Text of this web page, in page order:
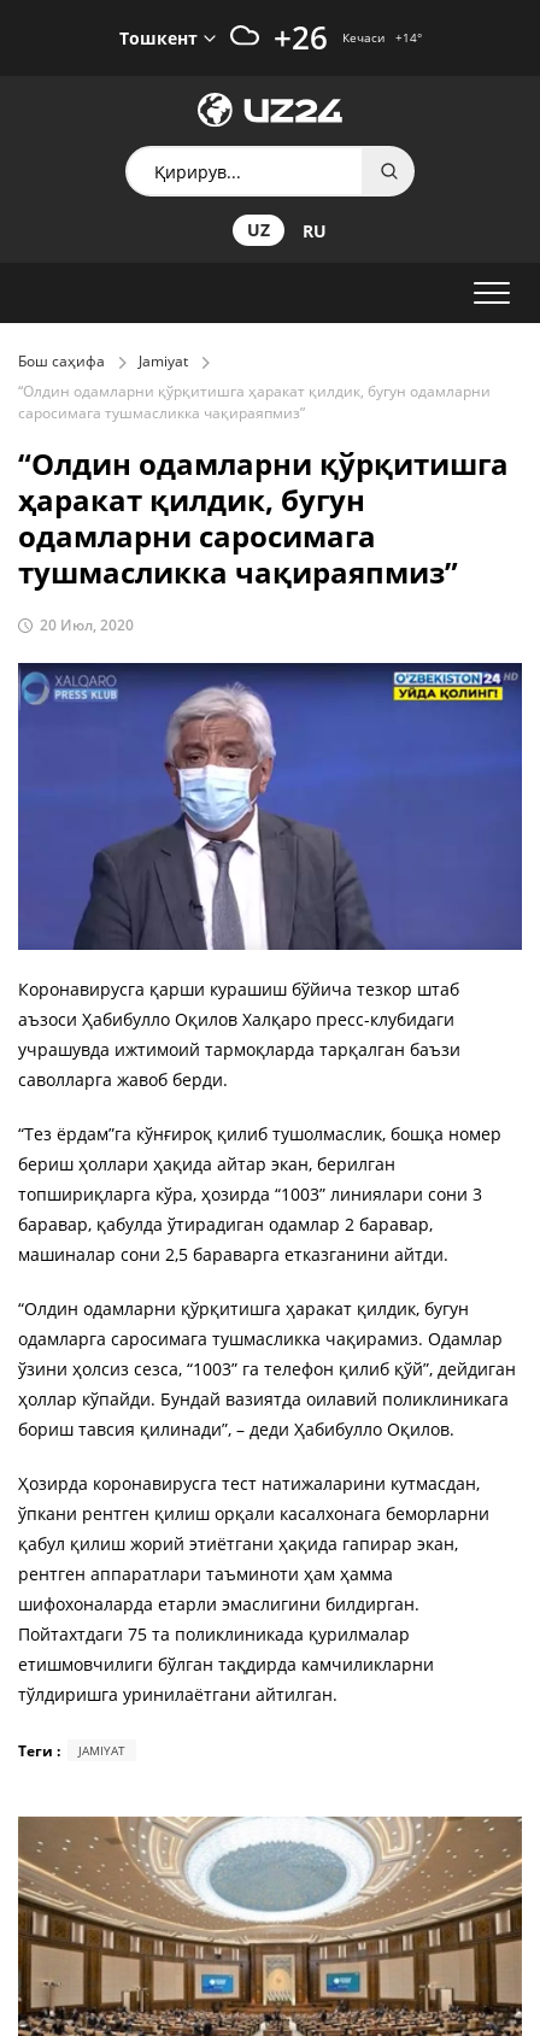
Тошкент +26 Кечаси +14°
UZ RU
Бош саҳифа
Jamiyat
“Олдин одамларни қўрқитишга ҳаракат қилдик, бугун одамларни
саросимага тушмасликка чақираяпмиз”
“Олдин одамларни қўрқитишга
ҳаракат қилдик, бугун
одамларни саросимага
тушмасликка чақираяпмиз”
20 Июл, 2020
Коронавирусга қарши курашиш бўйича тезкор штаб
аъзоси Ҳабибулло Оқилов Халқаро пресс-клубидаги
учрашувда ижтимоий тармоқларда тарқалган баъзи
саволларга жавоб берди.
“Тез ёрдам”га кўнғироқ қилиб тушолмаслик, бошқа номер
бериш ҳоллари ҳақида айтар экан, берилган
топшириқларга кўра, ҳозирда “1003” линиялари сони 3
баравар, қабулда ўтирадиган одамлар 2 баравар,
машиналар сони 2,5 бараварга етказганини айтди.
“Олдин одамларни қўрқитишга ҳаракат қилдик, бугун
одамларга саросимага тушмасликка чақирамиз. Одамлар
ўзини ҳолсиз сезса, “1003” га телефон қилиб қўй”, дейдиган
ҳоллар кўпайди. Бундай вазиятда оилавий поликлиникага
бориш тавсия қилинади”, – деди Ҳабибулло Оқилов.
Ҳозирда коронавирусга тест натижаларини кутмасдан,
ўпкани рентген қилиш орқали касалхонага беморларни
қабул қилиш жорий этиётгани ҳақида гапирар экан,
рентген аппаратлари таъминоти ҳам ҳамма
шифохоналарда етарли эмаслигини билдирган.
Пойтахтдаги 75 та поликлиникада қурилмалар
етишмовчилиги бўлган тақдирда камчиликларни
тўлдиришга уринилаётгани айтилган.
Теги : JAMIYAT